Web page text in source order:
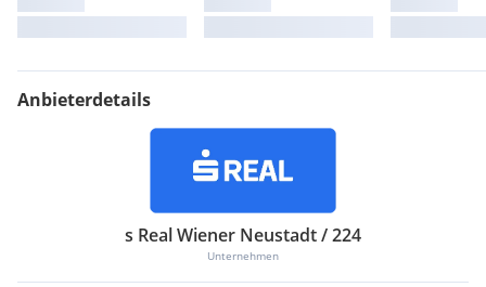
Anbieterdetails
s Real Wiener Neustadt / 224
Unternehmen